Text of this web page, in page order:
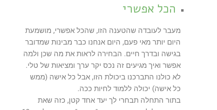
הכל אפשרי
מעבר לעובדה שהטענה הזו, שהכל אפשרי, מושמעת
היום יותר מאי פעם, היום אנחנו כבר מבינות שמדובר
בגישה ובדרך חיים. הבחירה לראות את מה שכן ולמה
אפשר ואיך מגיעים זה נכס יקר ערך ומציאות של טלי.
לא כולנו התברכנו ביכולת הזו, אבל כל אישה (ממש
כל אישה) יכולה ללמוד לחיות ככה.
בתור התחלה תבחרי לך יעד אחד קטן, כזה שאת